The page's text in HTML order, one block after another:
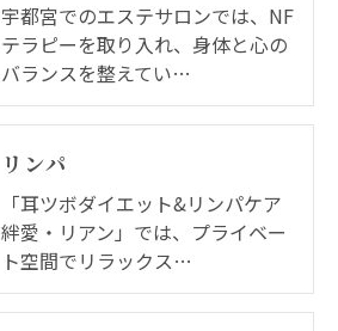
宇都宮でのエステサロンでは、NF
テラピーを取り入れ、身体と心の
バランスを整えてい…
リンパ
「耳ツボダイエット&リンパケア
絆愛・リアン」では、プライベー
ト空間でリラックス…